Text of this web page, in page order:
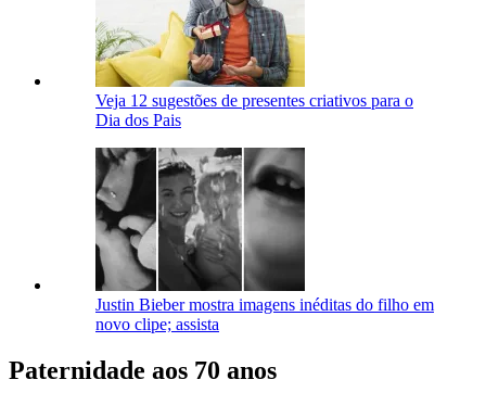
Veja 12 sugestões de presentes criativos para o
Dia dos Pais
Justin Bieber mostra imagens inéditas do filho em
novo clipe; assista
Paternidade aos 70 anos